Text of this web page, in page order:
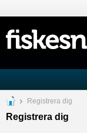
Registrera dig
Registrera dig